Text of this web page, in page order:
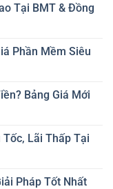
Tại BMT & Đồng
Phần Mềm Siêu
Bảng Giá Mới
Tốc, Lãi Thấp Tại
Pháp Tốt Nhất